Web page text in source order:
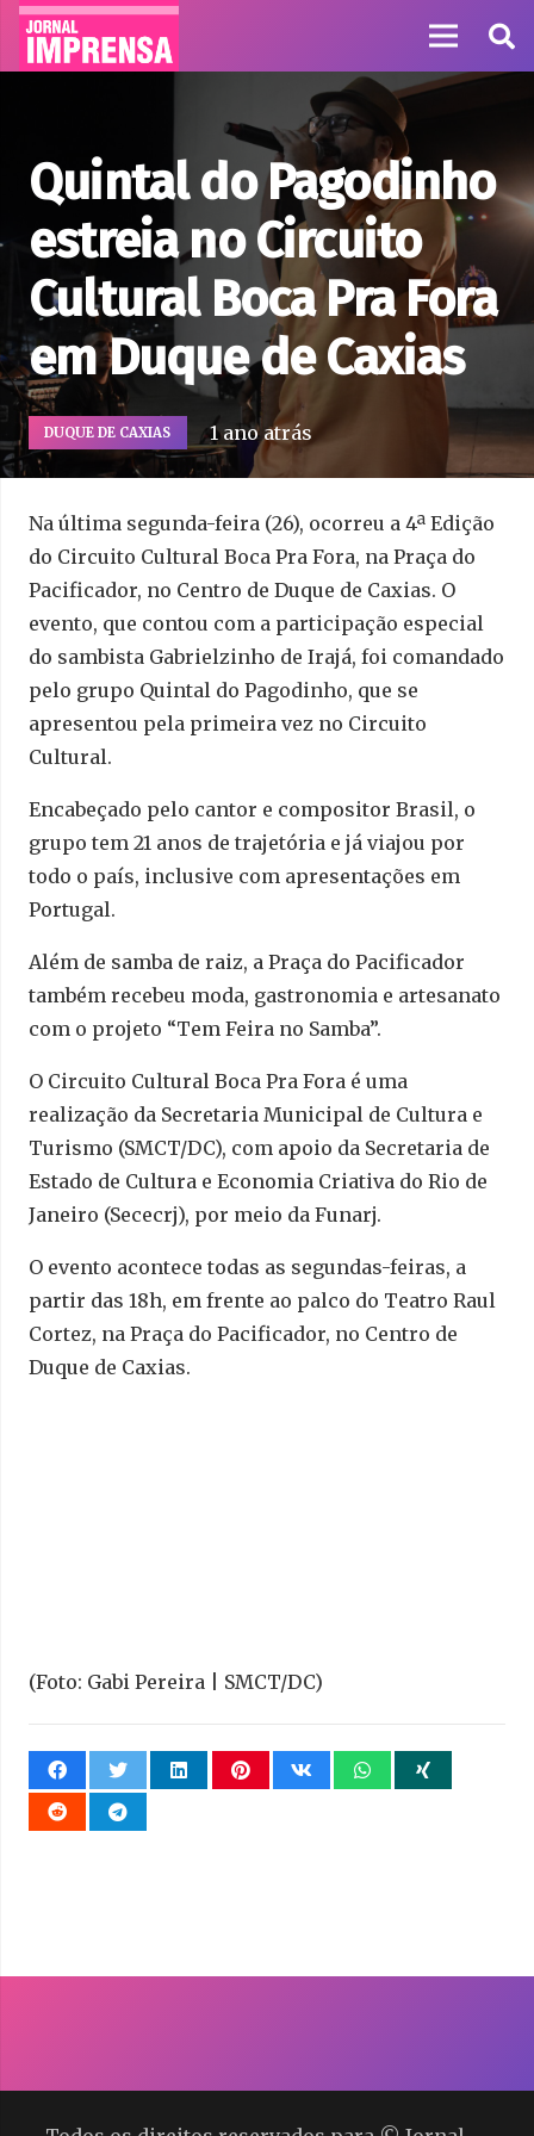
Quintal do Pagodinho
estreia no Circuito
Cultural Boca Pra Fora
em Duque de Caxias
DUQUE DE CAXIAS 1 ano atrás
Na última segunda-feira (26), ocorreu a 4ª Edição
do Circuito Cultural Boca Pra Fora, na Praça do
Pacificador, no Centro de Duque de Caxias. O
evento, que contou com a participação especial
do sambista Gabrielzinho de Irajá, foi comandado
pelo grupo Quintal do Pagodinho, que se
apresentou pela primeira vez no Circuito
Cultural.
Encabeçado pelo cantor e compositor Brasil, o
grupo tem 21 anos de trajetória e já viajou por
todo o país, inclusive com apresentações em
Portugal.
Além de samba de raiz, a Praça do Pacificador
também recebeu moda, gastronomia e artesanato
com o projeto “Tem Feira no Samba”.
O Circuito Cultural Boca Pra Fora é uma
realização da Secretaria Municipal de Cultura e
Turismo (SMCT/DC), com apoio da Secretaria de
Estado de Cultura e Economia Criativa do Rio de
Janeiro (Sececrj), por meio da Funarj.
O evento acontece todas as segundas-feiras, a
partir das 18h, em frente ao palco do Teatro Raul
Cortez, na Praça do Pacificador, no Centro de
Duque de Caxias.
(Foto: Gabi Pereira | SMCT/DC)